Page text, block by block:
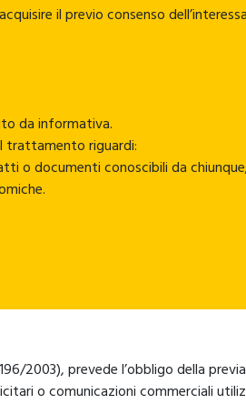
il previo consenso
da informativa.
trattamento riguardi:
o documenti conoscibili da chiunque;
2003), prevede l’obbligo della
o comunicazioni commerciali